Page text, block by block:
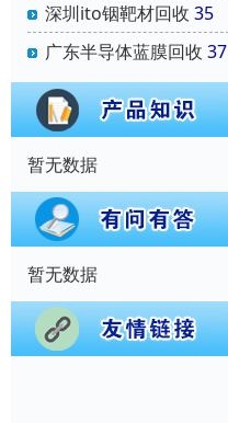
深圳ito铟靶材回收 35
广东半导体蓝膜回收 37
暂无数据
暂无数据